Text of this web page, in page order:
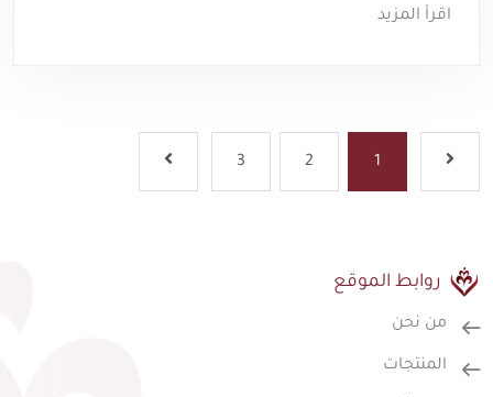
اقرأ المزيد
1
2
3
روابط الموقع
من نحن
المنتجات